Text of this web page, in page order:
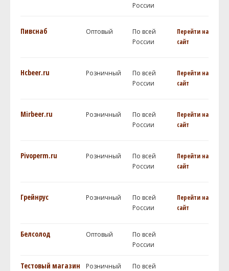
России
Пивснаб Оптовый
По всей
России
Перейти на
сайт
Hcbeer.ru Розничный
По всей
России
Перейти на
сайт
Mirbeer.ru Розничный
По всей
России
Перейти на
сайт
Pivoperm.ru Розничный
По всей
России
Перейти на
сайт
Грейнрус Розничный
По всей
России
Перейти на
сайт
Белсолод Оптовый
По всей
России
Тестовый магазин Розничный
По всей